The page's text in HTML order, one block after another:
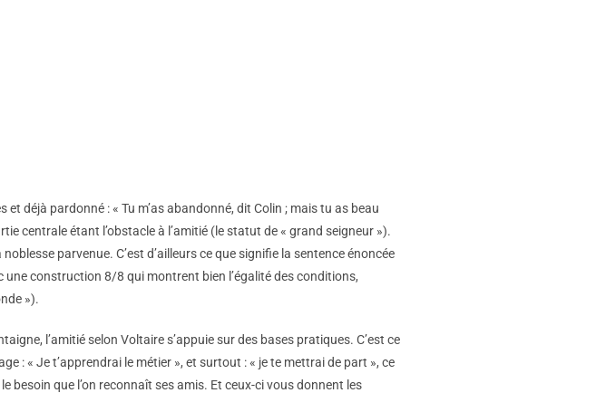
déjà pardonné : « Tu m’as abandonné, dit Colin ; mais tu as beau
centrale étant l’obstacle à l’amitié (le statut de « grand seigneur »).
parvenue. C’est d’ailleurs ce que signifie la sentence énoncée
une construction 8/8 qui montrent bien l’égalité des conditions,
»).
l’amitié selon Voltaire s’appuie sur des bases pratiques. C’est ce
: « Je t’apprendrai le métier », et surtout : « je te mettrai de part », ce
besoin que l’on reconnaît ses amis. Et ceux-ci vous donnent les